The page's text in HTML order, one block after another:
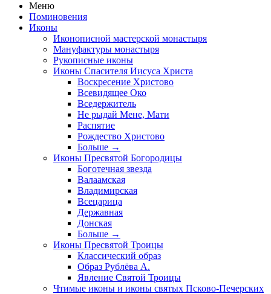
Меню
Поминовения
Иконы
Иконописной мастерской монастыря
Мануфактуры монастыря
Рукописные иконы
Иконы Спасителя Иисуса Христа
Воскресение Христово
Всевидящее Око
Вседержитель
Не рыдай Мене, Мати
Распятие
Рождество Христово
Больше →
Иконы Пресвятой Богородицы
Боготечная звезда
Валаамская
Владимирская
Всецарица
Державная
Донская
Больше →
Иконы Пресвятой Троицы
Классический образ
Образ Рублёва А.
Явление Святой Троицы
Чтимые иконы и иконы святых Псково-Печерских